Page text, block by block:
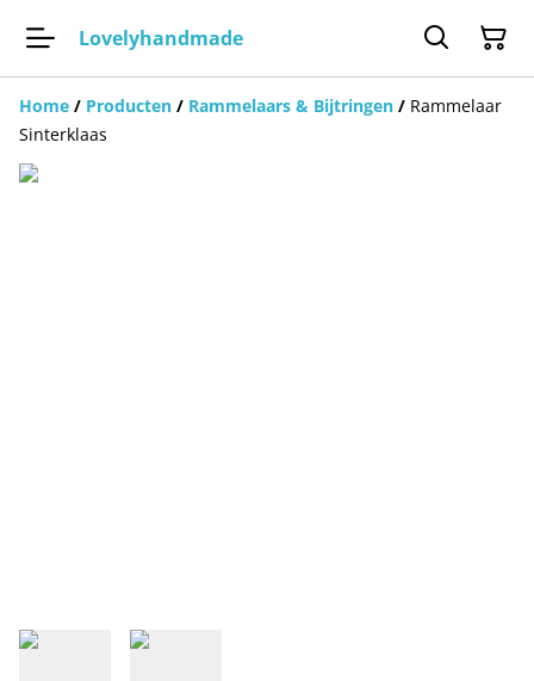
Lovelyhandmade
Home / Producten / Rammelaars & Bijtringen / Rammelaar
Sinterklaas